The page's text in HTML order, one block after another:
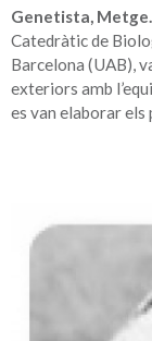
Genetista, Metge.
Catedràtic de
Barcelona (UAB),
exteriors amb
es van elaborar